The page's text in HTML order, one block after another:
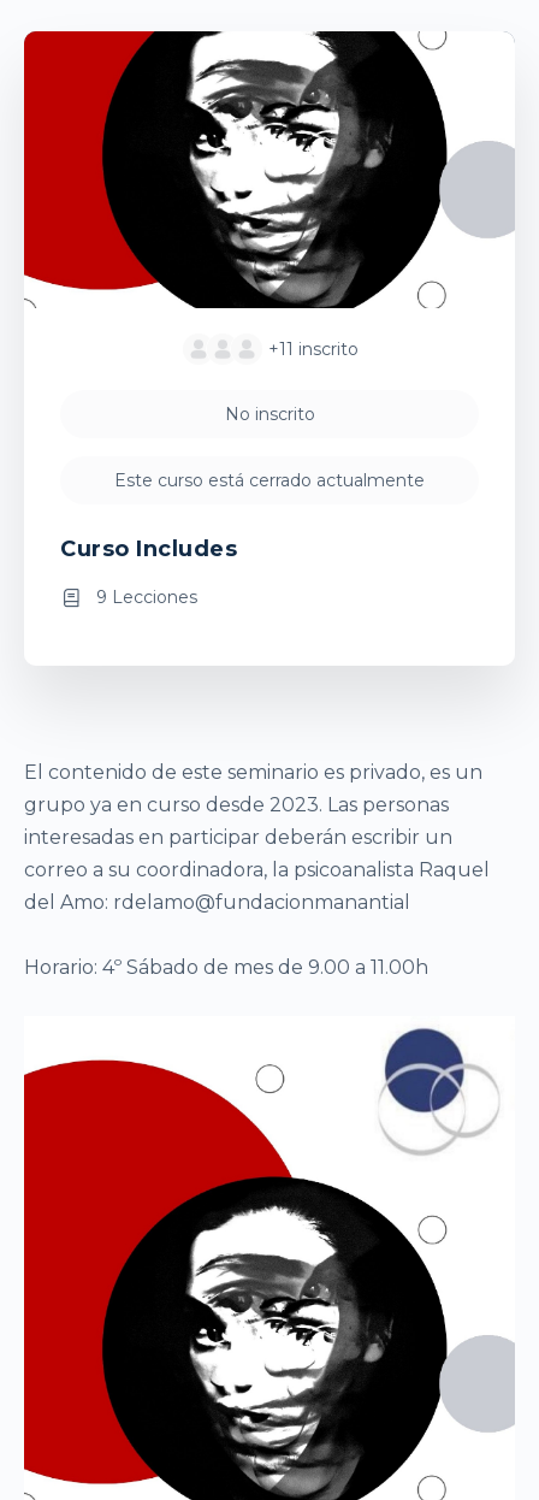
El contenido de este seminario es privado, es un
grupo ya en curso desde 2023. Las personas
interesadas en participar deberán escribir un
correo a su coordinadora, la psicoanalista Raquel
del Amo: rdelamo@fundacionmanantial
Horario: 4º Sábado de mes de 9.00 a 11.00h
+11 inscrito
No inscrito
Este curso está cerrado actualmente
Curso Includes
9 Lecciones